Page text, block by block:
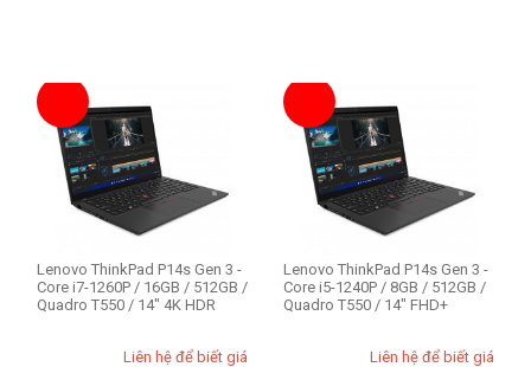
Lenovo ThinkPad X
Lenovo ThinkStation
ThinkPad Edge E
Nhu cầu sử dụng
Gaming
Thiết kế đồ họa
Lenovo ThinkPad P14s Gen 3 -
Core i7-1260P / 16GB / 512GB /
Quadro T550 / 14" 4K HDR
Liên hệ để biết giá
Lenovo ThinkPad P14s Gen 3 -
Core i5-1240P / 8GB / 512GB /
Quadro T550 / 14" FHD+
Liên hệ để biết giá